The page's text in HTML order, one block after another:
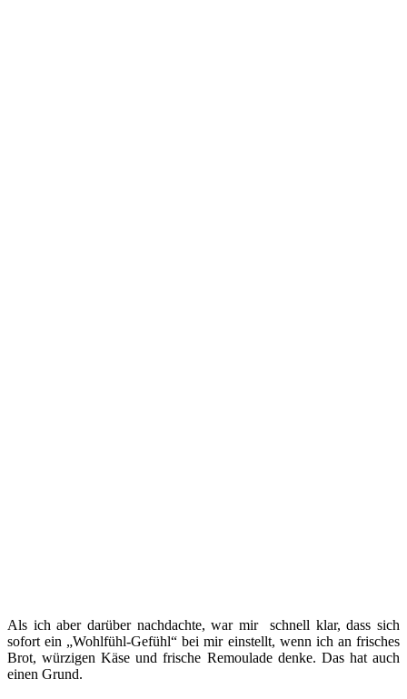
Als ich aber darüber nachdachte, war mir schnell klar, dass sich
sofort ein „Wohlfühl-Gefühl“ bei mir einstellt, wenn ich an frisches
Brot, würzigen Käse und frische Remoulade denke. Das hat auch
einen Grund.